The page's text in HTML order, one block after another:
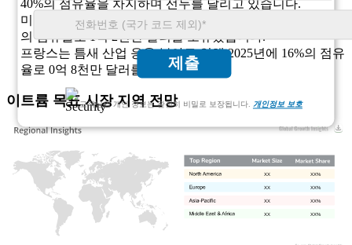
제출
고객님의 개인 정보는 완전히 비밀로 보장됩니다. 개인정보 보호
40%의 점유율을 차지하며 선두를 달리고 있습니다.
미국은 2025년에 항공우주 및 방위 부문의 지원을 받아 24%
의 점유율로 1억 2천만 달러를 보유했습니다.
프랑스는 틈새 산업 응용 분야로 인해 2025년에 16%의 점유
율로 0억 8천만 달러를 차지했습니다.
이트륨 목표 시장 지역 전망
XX%
XX
XX%
XX
XX%
XX
XX%
XX